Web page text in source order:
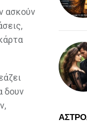
ασκούν
δουν